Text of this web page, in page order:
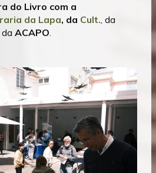
do Livro com a
da Lapa, da Cult., da
ACAPO.